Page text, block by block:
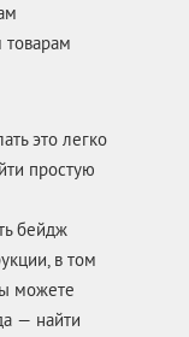
это легко
простую
бейдж
в том
можете
— найти